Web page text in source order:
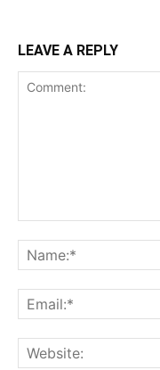
LEAVE A REPLY